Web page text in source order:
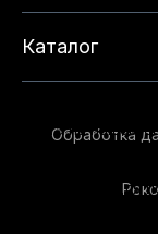
Каталог
Обработка
опыта на нашем
данный сайт, вы
технологий. Для